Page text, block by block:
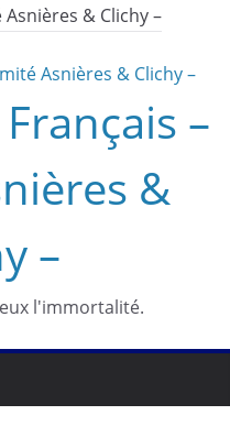
–
&
–
l'immortalité.